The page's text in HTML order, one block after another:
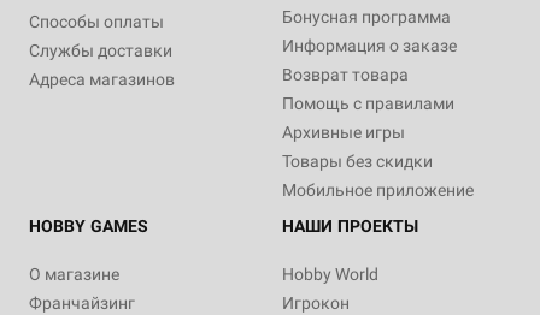
Способы оплаты
Службы доставки
Адреса магазинов
Бонусная программа
Информация о заказе
Возврат товара
Помощь с правилами
Архивные игры
Товары без скидки
Мобильное приложение
HOBBY GAMES
О магазине
Франчайзинг
НАШИ ПРОЕКТЫ
Hobby World
Игрокон